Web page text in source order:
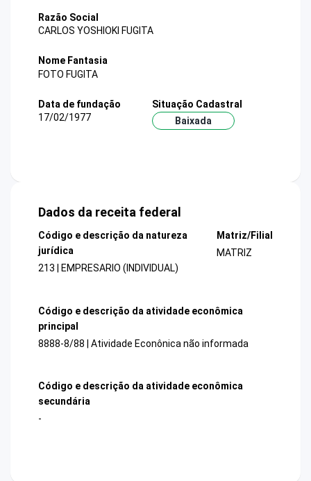
Razão Social
CARLOS YOSHIOKI FUGITA
Nome Fantasia
FOTO FUGITA
Data de fundação
17/02/1977
Situação Cadastral
Baixada
Dados da receita federal
Código e descrição da natureza
jurídica
213 | EMPRESARIO (INDIVIDUAL)
Matriz/Filial
MATRIZ
Código e descrição da atividade econômica
principal
8888-8/88 | Atividade Econônica não informada
Código e descrição da atividade econômica
secundária
-